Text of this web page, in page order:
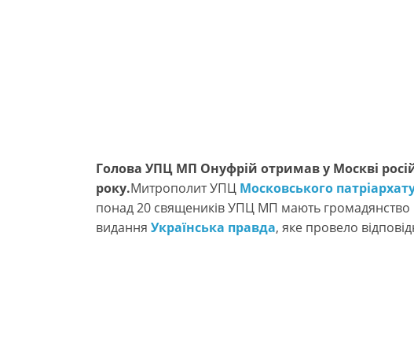
Голова УПЦ МП Онуфрій отримав у Москві
року.Митрополит УПЦ Московського
понад 20 священиків УПЦ МП мають громадянство
видання Українська правда, яке провело